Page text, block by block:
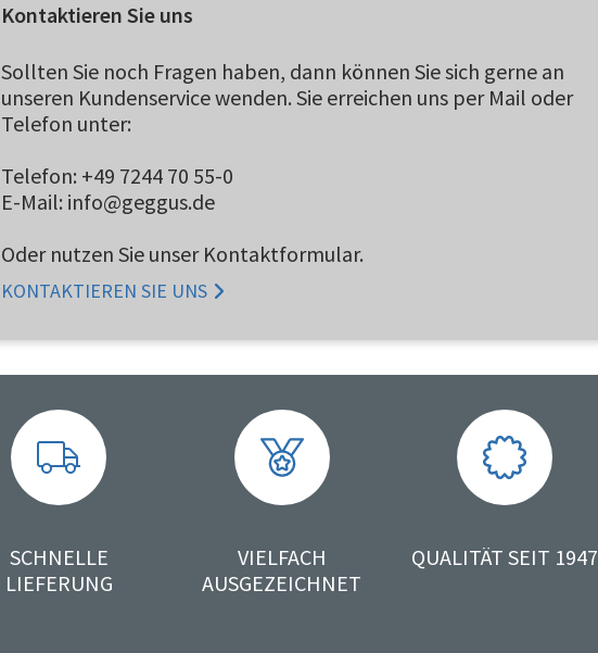
Kontaktieren Sie uns
Sollten Sie noch Fragen haben, dann können Sie sich gerne an
unseren Kundenservice wenden. Sie erreichen uns per Mail oder
Telefon unter:
Telefon: +49 7244 70 55-0
E-Mail: info@geggus.de
Oder nutzen Sie unser Kontaktformular.
KONTAKTIEREN SIE UNS
SCHNELLE
LIEFERUNG
VIELFACH
AUSGEZEICHNET
QUALITÄT SEIT 1947